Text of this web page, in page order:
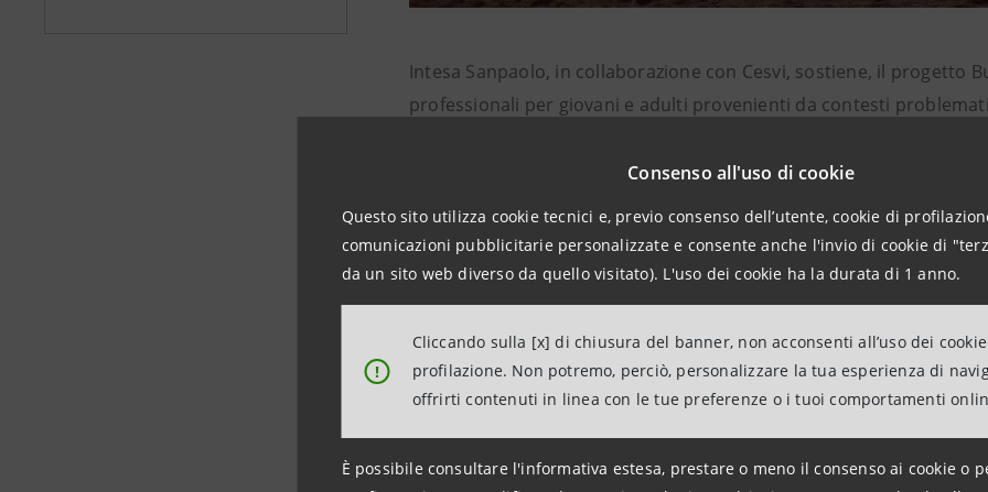
Consenso all'uso di cookie
Questo sito utilizza cookie tecnici e, previo consenso dell’utente, cookie di
comunicazioni pubblicitarie personalizzate e consente anche l'invio di cookie di
da un sito web diverso da quello visitato). L'uso dei cookie ha la durata di 1 anno.
!
Cliccando sulla [x] di chiusura del banner, non acconsenti all’uso dei
profilazione. Non potremo, perciò, personalizzare la tua esperienza di
offrirti contenuti in linea con le tue preferenze o i tuoi comportamenti
È possibile consultare l'informativa estesa, prestare o meno il consenso ai cookie o
Intesa Sanpaolo, in collaborazione con Cesvi, sostiene, il progetto
professionali per giovani e adulti provenienti da contesti
L’obiettivo della raccolta fondi per il progetto Building Homeè di
Building Home è inserito all’interno delprogetto Formula di Intesa
territori accessibile dalla piattaforma For Funding da clienti e non
dedicate a sostenibilità ambientale, inclusione sociale e accesso al
Grazie ai fondi raccolti la cooperativa sociale Hobbit ha come
l’ampliamento di percorsi educativi e professionalizzanti, del Centro
Benedetto del Tronto, per trasformare la struttura in un punto di